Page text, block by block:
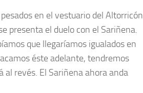
en el vestuario del Altorricón
presenta el duelo con el Sariñena.
que llegaríamos igualados en
éste adelante, tendremos
al revés. El Sariñena ahora anda